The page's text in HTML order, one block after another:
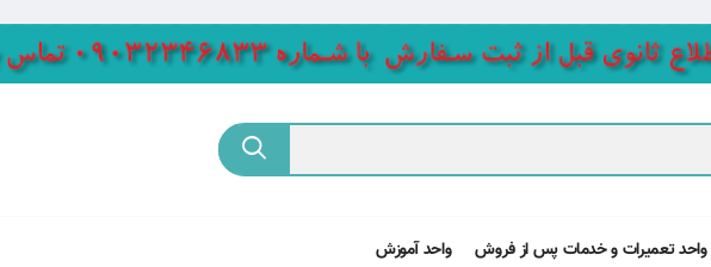
واحد تعمیرات و خدمات پس از فروش واحد آموزش